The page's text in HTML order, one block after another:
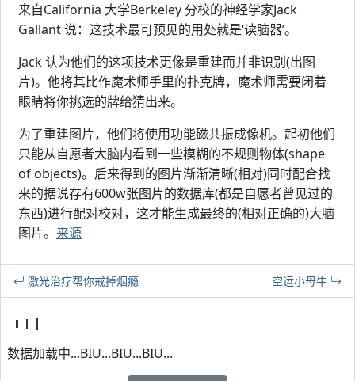
来自California 大学Berkeley 分校的神经学家Jack
Gallant 说：这技术最可预见的用处就是‘读脑器’。
Jack 认为他们的这项技术更像是重建而并非识别(出图
片)。他将其比作魔术师手里的扑克牌，魔术师需要闭着
眼睛将你挑选的牌给猜出来。
为了重建图片，他们将使用功能磁共振成像机。起初他们
只能从自愿者大脑内看到一些模糊的不规则物体(shape
of objects)。后来得到的图片渐渐清晰(相对)同时配合找
来的据说存有600w张图片的数据库(都是自愿者曾见过的
东西)进行配对校对，这才能生成最终的(相对正确的)大脑
图片。 来源
激光治疗帮你戒掉烟瘾 空运小母牛
数据加载中...BIU...BIU...BIU...